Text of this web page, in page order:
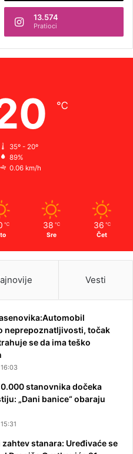
13.574
Pratioci
℃
35º - 20º
89%
0.06 km/h
℃ 38 ℃
Sre
36 ℃
Čet
Vesti
neprepoznatljivosti, točak
se da ima teško
stanovnika dočeka
„Dani banice“ obaraju
stanara: Uređivaće se